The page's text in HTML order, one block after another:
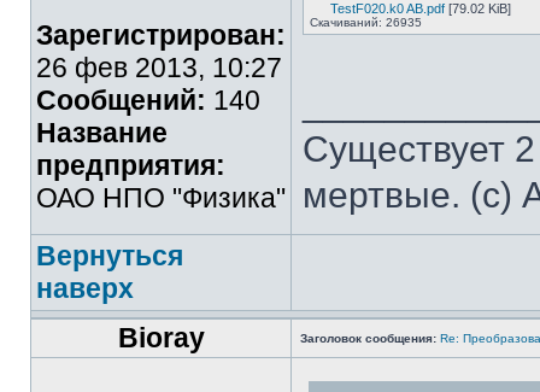
Зарегистрирован:
26 фев 2013, 10:27
Сообщений: 140
Название
предприятия:
ОАО НПО "Физика"
TestF020.k0 AB.pdf [79.02 KiB]
Скачиваний: 26935
Существует
мертвые. (с)
Вернуться
наверх
Bioray
Заголовок сообщения: Re: